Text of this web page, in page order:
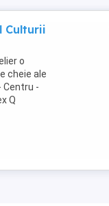
Culturii
o
cheie ale
Centru -
Q